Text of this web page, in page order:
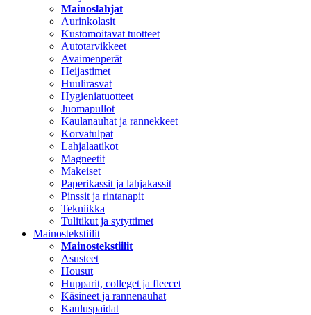
Mainoslahjat
Aurinkolasit
Kustomoitavat tuotteet
Autotarvikkeet
Avaimenperät
Heijastimet
Huulirasvat
Hygieniatuotteet
Juomapullot
Kaulanauhat ja rannekkeet
Korvatulpat
Lahjalaatikot
Magneetit
Makeiset
Paperikassit ja lahjakassit
Pinssit ja rintanapit
Tekniikka
Tulitikut ja sytyttimet
Mainostekstiilit
Mainostekstiilit
Asusteet
Housut
Hupparit, colleget ja fleecet
Käsineet ja rannenauhat
Kauluspaidat